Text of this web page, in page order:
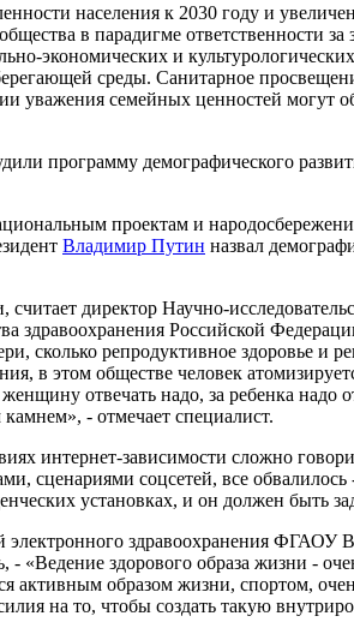
населения к 2030 году и
в парадигме ответственности за
экономических и
среды. Санитарное
уважения семейных ценностей могут
программу демографического
проектам и
Владимир Путин назвал
директор Научно-
Российской
сколько репродуктивное здоровье и
в этом обществе человек
отвечать надо, за ребенка надо
- отмечает специалист.
интернет-зависимости сложно
сценариями соцсетей, все
установках, и он должен быть
электронного здравоохранения
здорового образа жизни -
активным образом жизни, спортом,
на то, чтобы создать такую